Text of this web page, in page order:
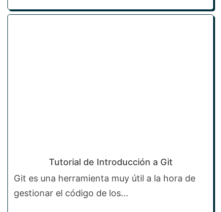
Tutorial de Introducción a Git
Git es una herramienta muy útil a la hora de
gestionar el código de los...